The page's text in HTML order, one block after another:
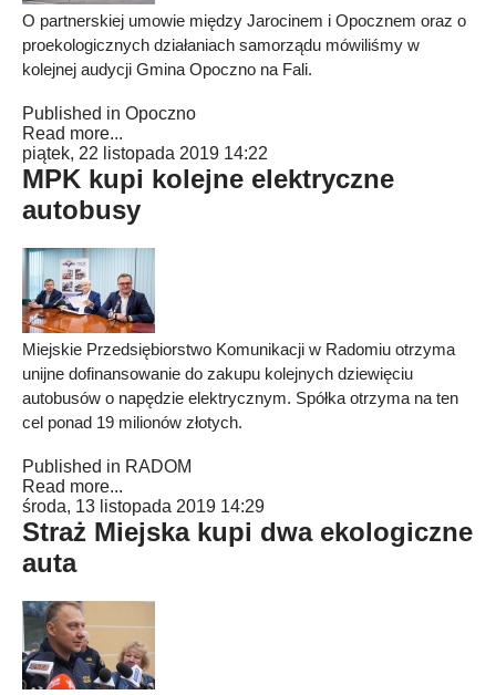
O partnerskiej umowie między Jarocinem i Opocznem oraz o
proekologicznych działaniach samorządu mówiliśmy w
kolejnej audycji Gmina Opoczno na Fali.
Published in Opoczno
Read more...
piątek, 22 listopada 2019 14:22
MPK kupi kolejne elektryczne
autobusy
Miejskie Przedsiębiorstwo Komunikacji w Radomiu otrzyma
unijne dofinansowanie do zakupu kolejnych dziewięciu
autobusów o napędzie elektrycznym. Spółka otrzyma na ten
cel ponad 19 milionów złotych.
Published in RADOM
Read more...
środa, 13 listopada 2019 14:29
Straż Miejska kupi dwa ekologiczne
auta